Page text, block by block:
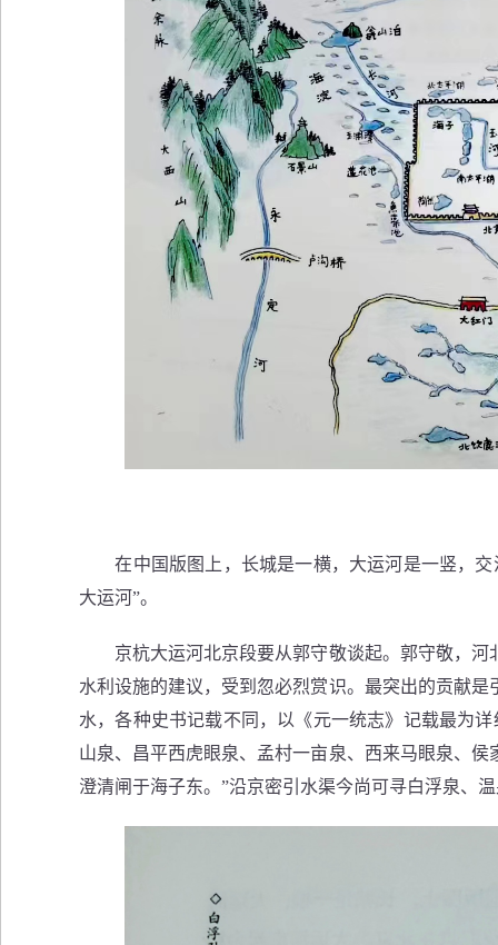
在中国版图上，长城是一横，大运河是一竖，交
大运河”。
京杭大运河北京段要从郭守敬谈起。郭守敬，河
水利设施的建议，受到忽必烈赏识。最突出的贡献
水，各种史书记载不同，以《元一统志》记载最为
山泉、昌平西虎眼泉、孟村一亩泉、西来马眼泉、
澄清闸于海子东。”沿京密引水渠今尚可寻白浮泉、